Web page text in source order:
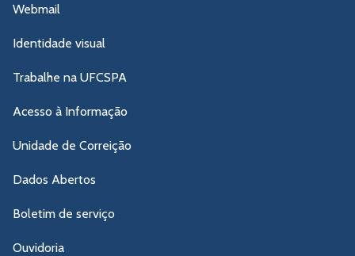
Webmail
Identidade visual
Trabalhe na UFCSPA
Acesso à Informação
Unidade de Correição
Dados Abertos
Boletim de serviço
Ouvidoria